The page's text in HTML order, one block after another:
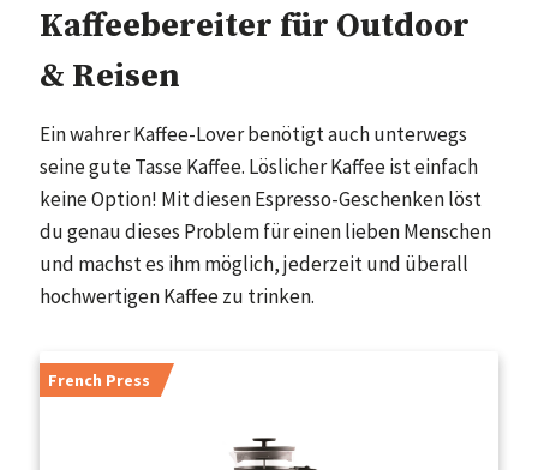
Kaffeebereiter für Outdoor
& Reisen
Ein wahrer Kaffee-Lover benötigt auch unterwegs
seine gute Tasse Kaffee. Löslicher Kaffee ist einfach
keine Option! Mit diesen Espresso-Geschenken löst
du genau dieses Problem für einen lieben Menschen
und machst es ihm möglich, jederzeit und überall
hochwertigen Kaffee zu trinken.
French Press